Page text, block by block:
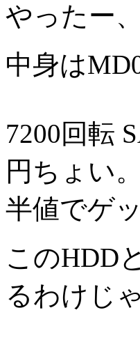
やったー
中身は
7200回転
円ちょい
半値でゲ
このHDD
るわけじ